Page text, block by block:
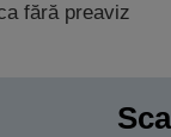
fără preaviz